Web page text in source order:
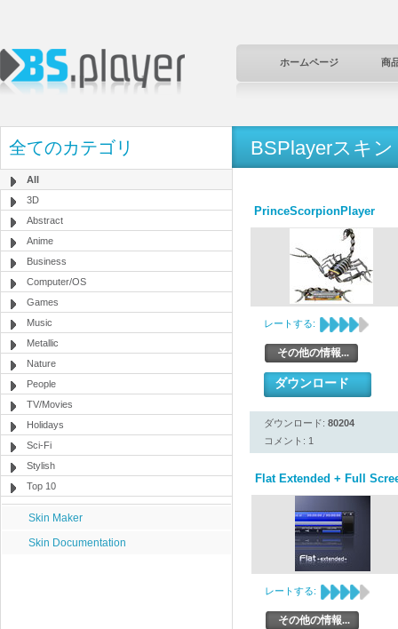
ホームページ 商
全てのカテゴリ
All
3D
Abstract
Anime
Business
Computer/OS
Games
Music
Metallic
Nature
People
TV/Movies
Holidays
Sci-Fi
Stylish
Top 10
Skin Maker
Skin Documentation
BSPlayerスキン
PrinceScorpionPlayer
レートする:
その他の情報...
ダウンロード
ダウンロード: 80204
コメント: 1
Flat Extended + Full
レートする:
その他の情報...